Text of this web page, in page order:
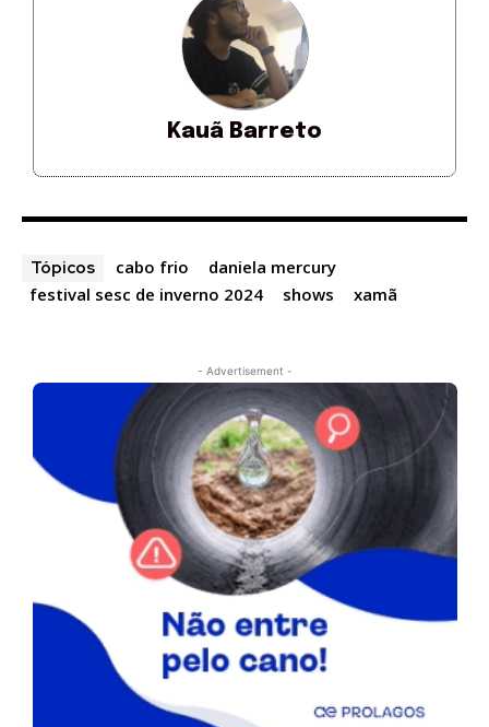
Kauã Barreto
Tópicos cabo frio
daniela mercury
festival sesc de inverno 2024
shows xamã
- Advertisement -